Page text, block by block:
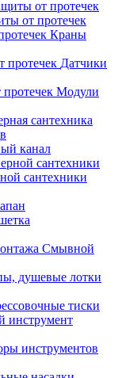
от протечек
Краны
Датчики
Модули
сантехника
канал
сантехники
Смывной
душевые лотки
тиски
инструмент
инструментов